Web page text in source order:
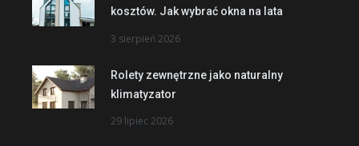
kosztów. Jak wybrać okna na lata
3 sierpień 2026
Rolety zewnętrzne jako naturalny
klimatyzator
29 lipiec 2026